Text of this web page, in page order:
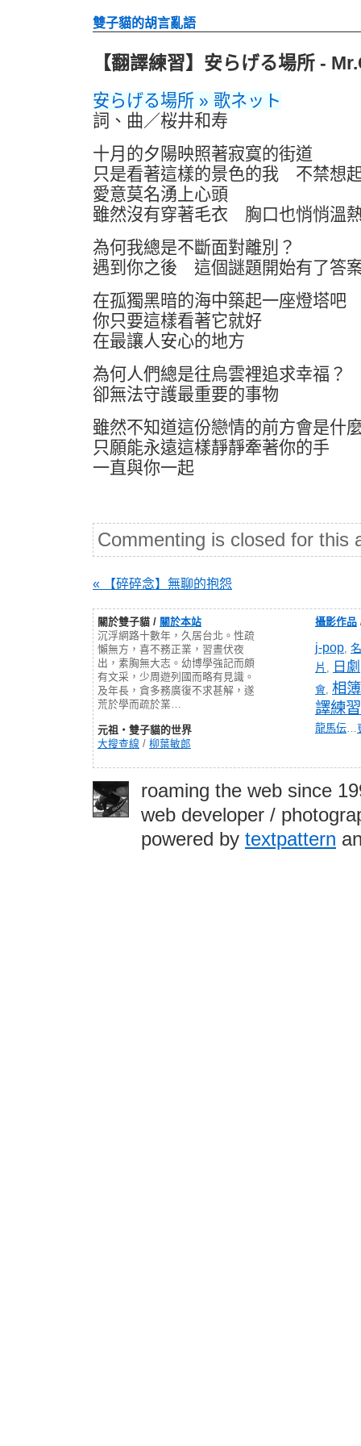
雙子貓的胡言亂語
【翻譯練習】安らげる場所 -
安らげる場所 » 歌ネット
詞、曲／桜井和寿
十月的夕陽映照著寂寞的街道
只是看著這樣的景色的我 不禁想
愛意莫名湧上心頭
雖然沒有穿著毛衣 胸口也悄悄溫
為何我總是不斷面對離別？
遇到你之後 這個謎題開始有了答
在孤獨黑暗的海中築起一座燈塔吧
你只要這樣看著它就好
在最讓人安心的地方
為何人們總是往烏雲裡追求幸福？
卻無法守護最重要的事物
雖然不知道這份戀情的前方會是什
只願能永遠這樣靜靜牽著你的手
一直與你一起
Commenting is closed for this
« 【碎碎念】無聊的抱怨
關於雙子貓 / 關於本站
沉浮網路十數年，久居台北。性疏
懶無方，喜不務正業，習晝伏夜
出，素胸無大志。幼博學強記而頗
有文采，少周遊列國而略有見識。
及年長，貪多務廣復不求甚解，遂
荒於學而疏於業…
元祖‧雙子貓的世界
大搜查線 / 柳葉敏郎
攝影作品
j-pop,
片 , 日劇
會, 相簿
譯練習
龍馬伝…
roaming the web since
web developer /
powered by textpattern